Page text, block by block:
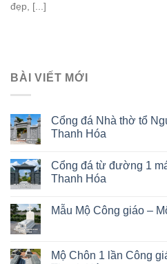
đẹp, [...]
BÀI VIẾT MỚI
Cổng đá Nhà thờ tổ
Thanh Hóa
Cổng đá từ đường 1
Thanh Hóa
Mẫu Mộ Công giáo –
Mộ Chôn 1 lần Công